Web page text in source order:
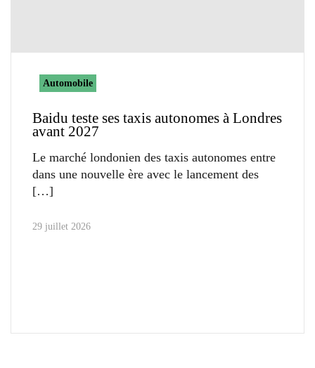
Automobile
Baidu teste ses taxis autonomes à Londres
avant 2027
Le marché londonien des taxis autonomes entre
dans une nouvelle ère avec le lancement des
29 juillet 2026